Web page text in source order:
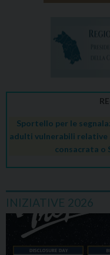
Sportello per le
adulti vulnerabili
consacrata o
INIZIATIVE 2026